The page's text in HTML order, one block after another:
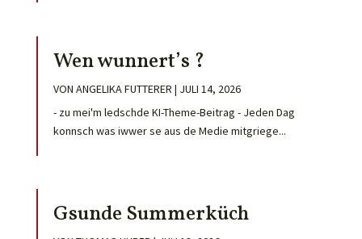
Wen wunnert’s ?
VON ANGELIKA FUTTERER | JULI 14, 2026
- zu mei'm ledschde KI-Theme-Beitrag - Jeden Dag
konnsch was iwwer se aus de Medie mitgriege...
Gsunde Summerküch